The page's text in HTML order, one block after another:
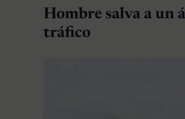
Hombre salva a un
tráfico